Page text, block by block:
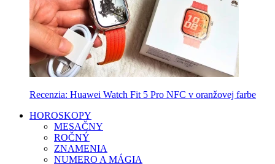
Recenzia: Huawei Watch Fit 5 Pro NFC v oranžovej farbe
HOROSKOPY
MESAČNY
ROČNÝ
ZNAMENIA
NUMERO A MÁGIA